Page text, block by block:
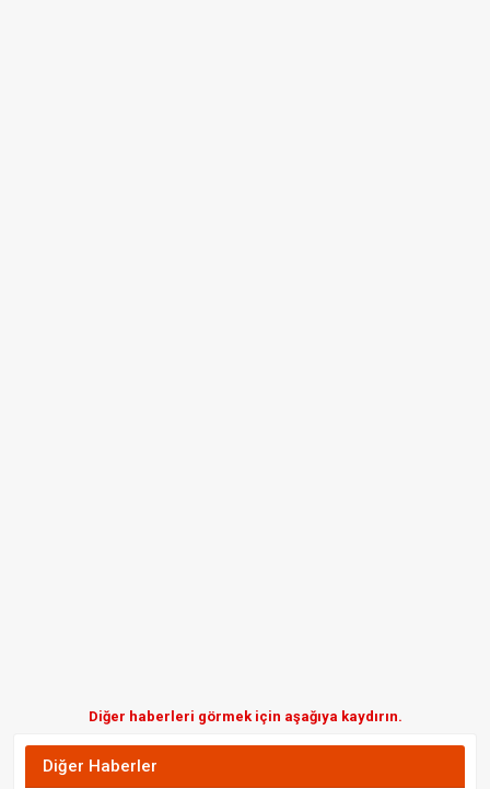
Diğer haberleri görmek için aşağıya kaydırın.
Diğer Haberler